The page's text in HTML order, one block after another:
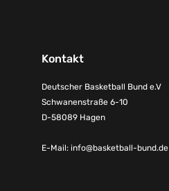
Kontakt
Deutscher Basketball Bund e.V
Schwanenstraße 6-10
D-58089 Hagen
E-Mail: info@basketball-bund.de